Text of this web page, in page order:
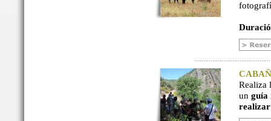
Realiza
un guía